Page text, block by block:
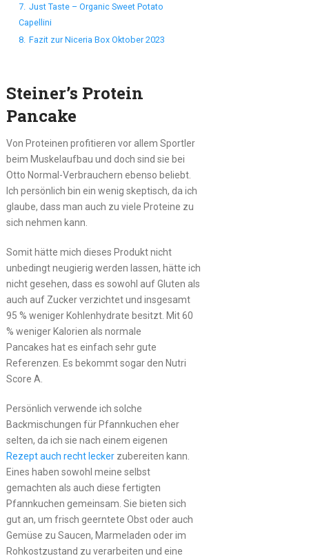
7. Just Taste – Organic Sweet Potato
Capellini
8. Fazit zur Niceria Box Oktober 2023
Steiner’s Protein
Pancake
Von Proteinen profitieren vor allem Sportler
beim Muskelaufbau und doch sind sie bei
Otto Normal-Verbrauchern ebenso beliebt.
Ich persönlich bin ein wenig skeptisch, da ich
glaube, dass man auch zu viele Proteine zu
sich nehmen kann.
Somit hätte mich dieses Produkt nicht
unbedingt neugierig werden lassen, hätte ich
nicht gesehen, dass es sowohl auf Gluten als
auch auf Zucker verzichtet und insgesamt
95 % weniger Kohlenhydrate besitzt. Mit 60
% weniger Kalorien als normale
Pancakes hat es einfach sehr gute
Referenzen. Es bekommt sogar den Nutri
Score A.
Persönlich verwende ich solche
Backmischungen für Pfannkuchen eher
selten, da ich sie nach einem eigenen
Rezept auch recht leckerzubereiten kann.
Eines haben sowohl meine selbst
gemachten als auch diese fertigten
Pfannkuchen gemeinsam. Sie bieten sich
gut an, um frisch geerntete Obst oder auch
Gemüse zu Saucen, Marmeladen oder im
Rohkostzustand zu verarbeiten und eine